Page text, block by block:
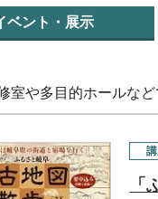
ベント・展示
室や多目的ホールな